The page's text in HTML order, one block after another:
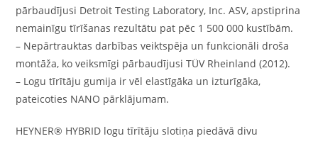
pārbaudījusi Detroit Testing Laboratory, Inc. ASV, apstiprina
nemainīgu tīrīšanas rezultātu pat pēc 1 500 000 kustībām.
– Nepārtrauktas darbības veiktspēja un funkcionāli droša
montāža, ko veiksmīgi pārbaudījusi TÜV Rheinland (2012).
– Logu tīrītāju gumija ir vēl elastīgāka un izturīgāka,
pateicoties NANO pārklājumam.
HEYNER® HYBRID logu tīrītāju slotiņa piedāvā divu